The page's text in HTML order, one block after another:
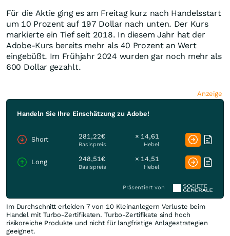
Für die Aktie ging es am Freitag kurz nach Handelsstart
um 10 Prozent auf 197 Dollar nach unten. Der Kurs
markierte ein Tief seit 2018. In diesem Jahr hat der
Adobe-Kurs bereits mehr als 40 Prozent an Wert
eingebüßt. Im Frühjahr 2024 wurden gar noch mehr als
600 Dollar gezahlt.
Anzeige
Handeln Sie Ihre Einschätzung zu Adobe!
Short 281,22€
Basispreis
× 14,61
Hebel
Long 248,51€
Basispreis
× 14,51
Hebel
Präsentiert von
Im Durchschnitt erleiden 7 von 10 Kleinanlegern Verluste beim
Handel mit Turbo-Zertifikaten. Turbo-Zertifikate sind hoch
risikoreiche Produkte und nicht für langfristige Anlagestrategien
geeignet.